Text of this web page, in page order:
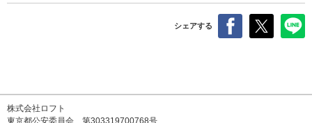
シェアする
株式会社ロフト
東京都公安委員会 第303319700768号